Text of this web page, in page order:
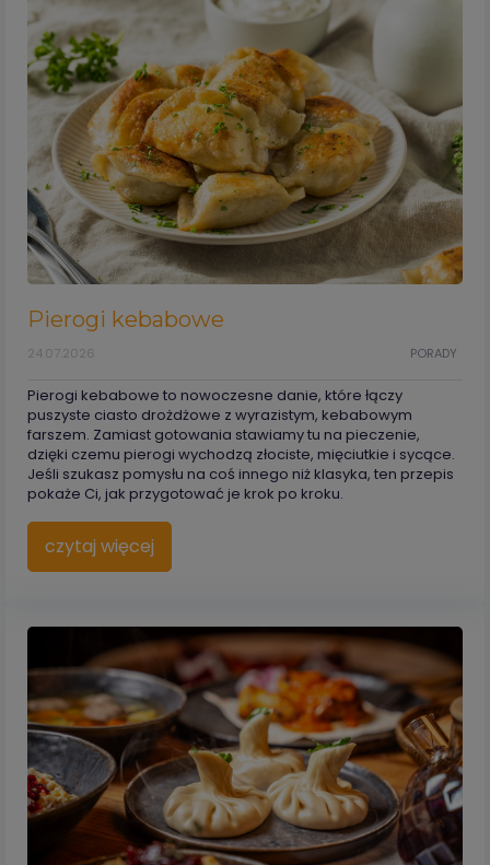
Pierogi kebabowe
PORADY
24.07.2026
Pierogi kebabowe to nowoczesne danie, które łączy
puszyste ciasto drożdżowe z wyrazistym, kebabowym
farszem. Zamiast gotowania stawiamy tu na pieczenie,
dzięki czemu pierogi wychodzą złociste, mięciutkie i sycące.
Jeśli szukasz pomysłu na coś innego niż klasyka, ten przepis
pokaże Ci, jak przygotować je krok po kroku.
czytaj więcej